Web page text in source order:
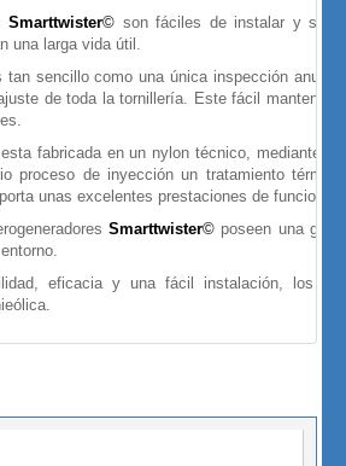
Smarttwister© son fáciles de instalar y son
una larga vida útil.
tan sencillo como una única inspección anual
de toda la tornillería. Este fácil
fabricada en un nylon técnico, mediante
proceso de inyección un tratamiento
unas excelentes prestaciones de
Smarttwister© poseen una
eficacia y una fácil instalación, los